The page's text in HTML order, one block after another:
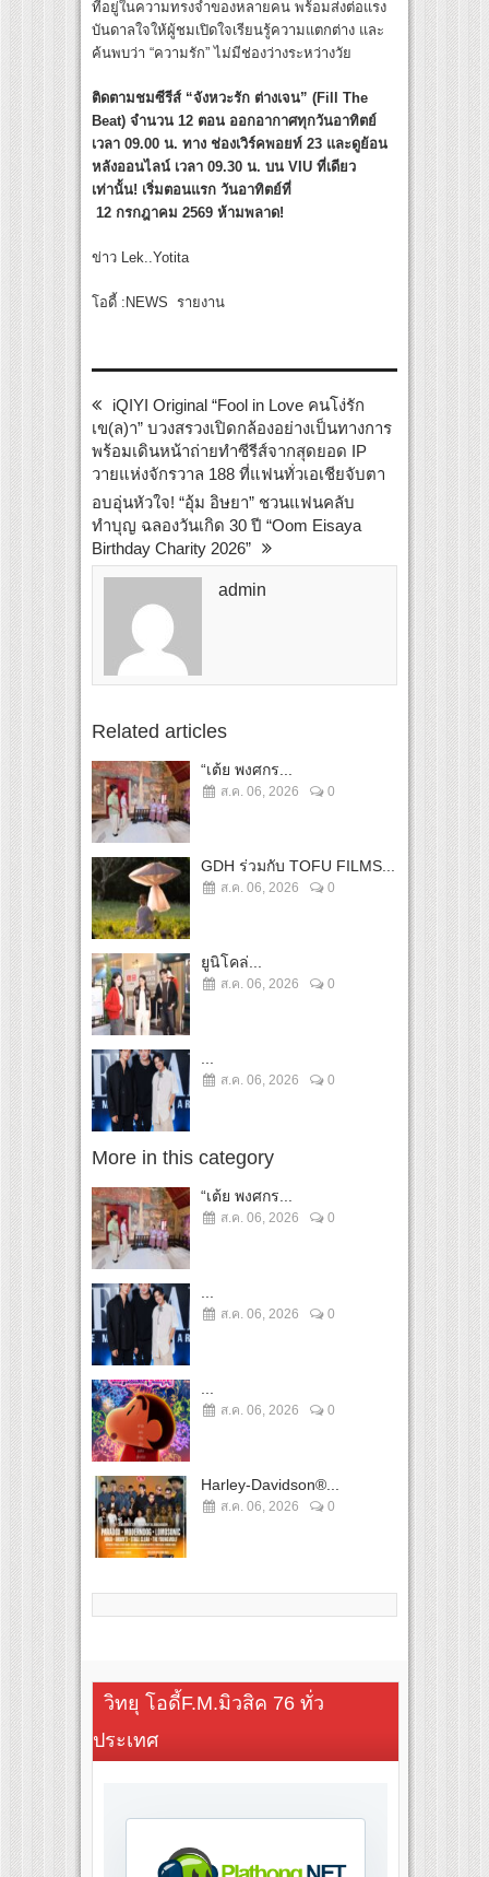
ที่อยู่ในความทรงจำของหลายคน พร้อมส่งต่อแรง
บันดาลใจให้ผู้ชมเปิดใจเรียนรู้ความแตกต่าง และ
ค้นพบว่า “ความรัก” ไม่มีช่องว่างระหว่างวัย
ติดตามชมซีรีส์ “จังหวะรัก ต่างเจน” (Fill The
Beat) จำนวน 12 ตอน ออกอากาศทุกวันอาทิตย์
เวลา 09.00 น. ทาง ช่องเวิร์คพอยท์ 23 และดูย้อน
หลังออนไลน์ เวลา 09.30 น. บน VIU ที่เดียว
เท่านั้น! เริ่มตอนแรก วันอาทิตย์ที่
12 กรกฎาคม 2569 ห้ามพลาด!
ข่าว Lek..Yotita
โอดี้ :NEWS รายงาน
iQIYI Original “Fool in Love คนโง่รัก
เข(ล)า” บวงสรวงเปิดกล้องอย่างเป็นทางการ
พร้อมเดินหน้าถ่ายทำซีรีส์จากสุดยอด IP
วายแห่งจักรวาล 188 ที่แฟนทั่วเอเชียจับตา
อบอุ่นหัวใจ! “อุ้ม อิษยา” ชวนแฟนคลับ
ทำบุญ ฉลองวันเกิด 30 ปี “Oom Eisaya
Birthday Charity 2026”
admin
Related articles
“เต้ย พงศกร...
ส.ค. 06, 2026 0
GDH ร่วมกับ TOFU FILMS...
ส.ค. 06, 2026 0
ยูนิโคล่...
ส.ค. 06, 2026 0
ส.ค. 06, 2026 0
More in this category
“เต้ย พงศกร...
ส.ค. 06, 2026 0
ส.ค. 06, 2026 0
ส.ค. 06, 2026 0
Harley-Davidson®...
ส.ค. 06, 2026 0
วิทยุ โอดี้F.M.มิวสิค 76 ทั่ว
ประเทศ